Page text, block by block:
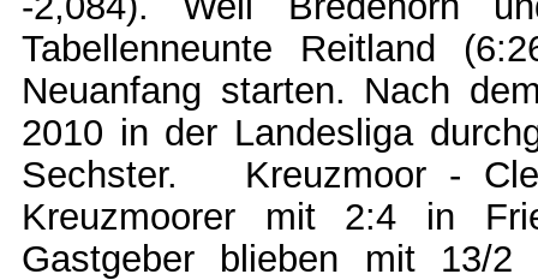
Tabellenneunte Reitland
Neuanfang starten. Nach
2010 in der Landesliga
Sechster. Kreuzmoor -
Kreuzmoorer mit 2:4 in
Gastgeber blieben mit 13/2